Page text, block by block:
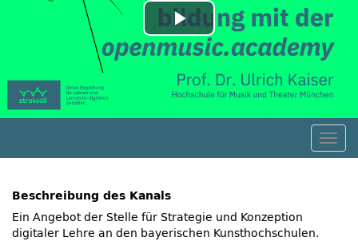
Play
Video
Beschreibung des Kanals
Ein Angebot der Stelle für Strategie und Konzeption
digitaler Lehre an den bayerischen Kunsthochschulen.